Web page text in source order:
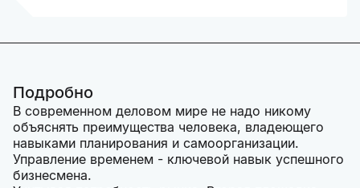
Подробно
В современном деловом мире не надо никому
объяснять преимущества человека, владеющего
навыками планирования и самоорганизации.
Управление временем - ключевой навык успешного
бизнесмена.